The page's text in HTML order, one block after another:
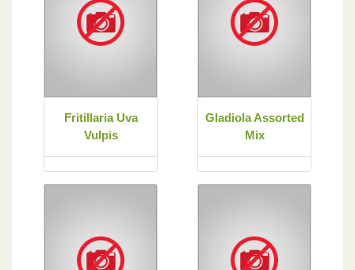
Fritillaria Uva
Vulpis
Gladiola Assorted
Mix